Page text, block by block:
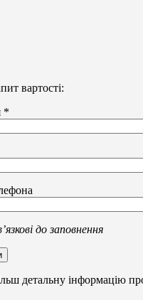
вартості:
*
до заповнення
детальну інформацію